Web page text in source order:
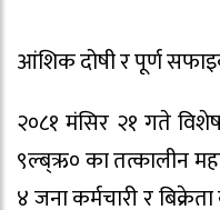
आंशिक दोषी र पूर्ण
२०८१ मंसिर २१ गते
९ल्ब्ऋ० का तत्कालीन
४ जना कर्मचारी र